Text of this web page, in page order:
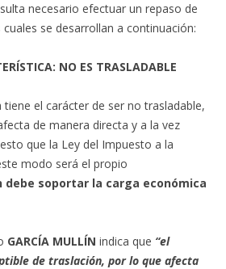
necesario efectuar un repaso de
se desarrollan a continuación:
NO ES TRASLADABLE
tiene el carácter de ser no trasladable,
de manera directa y a la vez
que la Ley del Impuesto a la
modo será el propio
soportar la carga económica
GARCÍA MULLÍN indica que “el
de traslación, por lo que afecta